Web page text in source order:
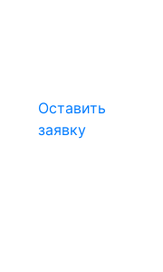
Оставить
заявку